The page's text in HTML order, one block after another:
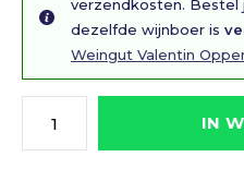
verzendkosten. Bestel
dezelfde wijnboer is
Weingut Valentin
IN